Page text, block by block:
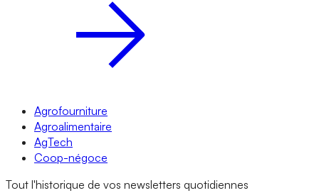
Agrofourniture
Agroalimentaire
AgTech
Coop-négoce
Tout l'historique de vos newsletters quotidiennes